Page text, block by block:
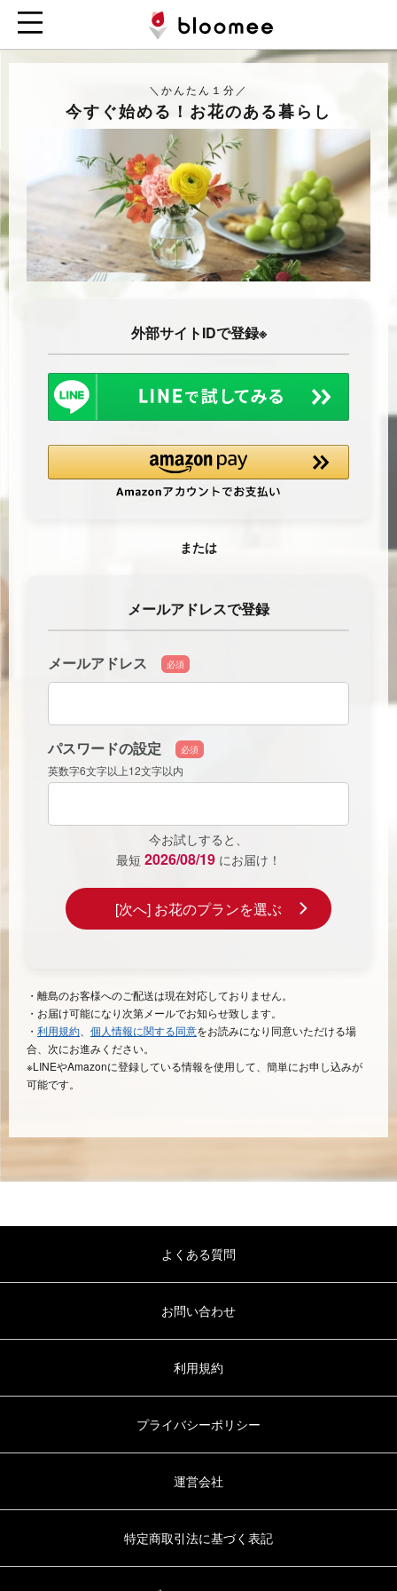
＼かんたん１分／
今すぐ始める！お花のある暮らし
外部サイトIDで登録※
または
メールアドレスで登録
メールアドレス 必須
パスワードの設定 必須
英数字6文字以上12文字以内
今お試しすると、
最短 2026/08/19 にお届け！
・離島のお客様へのご配送は現在対応しておりません。
・お届け可能になり次第メールでお知らせ致します。
・ 利用規約 個人情報に関する同意をお読みになり同意いただける場
合、次にお進みください。
※LINEやAmazonに登録している情報を使用して、簡単にお申し込みが
可能です。
よくある質問
お問い合わせ
利用規約
プライバシーポリシー
運営会社
特定商取引法に基づく表記